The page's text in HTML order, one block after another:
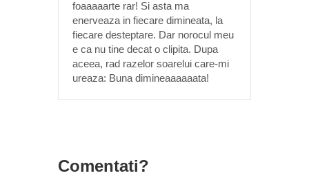
foaaaaarte rar! Si asta ma
enerveaza in fiecare dimineata, la
fiecare desteptare. Dar norocul meu
e ca nu tine decat o clipita. Dupa
aceea, rad razelor soarelui care-mi
ureaza: Buna dimineaaaaaata!
Comentati?